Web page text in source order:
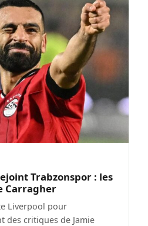
Trabzonspor : les
Carragher
Liverpool pour
des critiques de Jamie